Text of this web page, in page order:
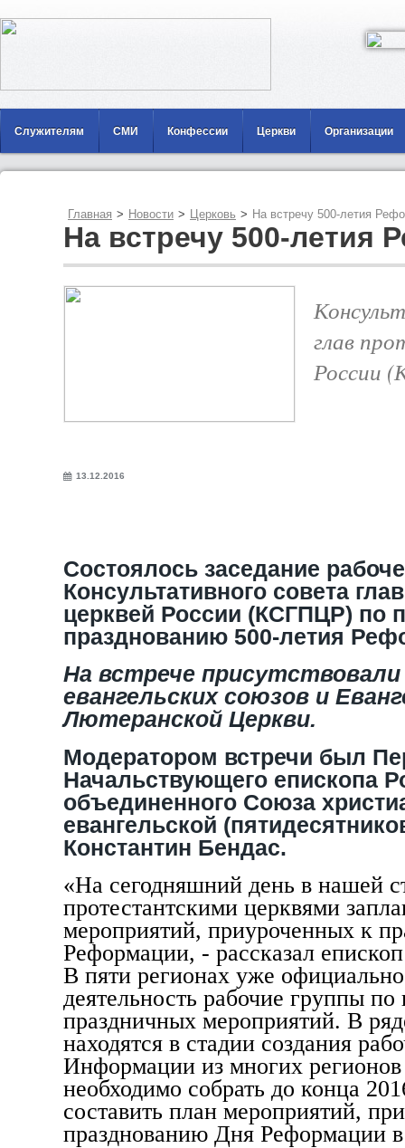
Служителям СМИ Конфессии Церкви Организации
Главная > Новости > Церковь > На встречу 500-летия
На встречу 500-летия
глав
России
13.12.2016
Состоялось заседание
Консультативного совета
церквей России (КСГПЦР) по
празднованию 500-летия
На встрече
евангельских союзов и
Лютеранской Церкви.
Модератором встречи был
Начальствующего епископа
объединенного Союза
евангельской
Константин Бендас.
«На сегодняшний день в нашей
протестантскими церквями
мероприятий, приуроченных к
Реформации, - рассказал
В пяти регионах уже
деятельность рабочие группы по
праздничных мероприятий. В
находятся в стадии создания
Информации из многих регионов
необходимо собрать до конца
составить план мероприятий,
празднованию Дня Реформации